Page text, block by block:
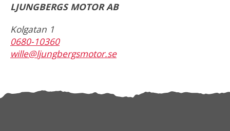
LJUNGBERGS MOTOR AB
Kolgatan 1
0680-10360
wille@ljungbergsmotor.se